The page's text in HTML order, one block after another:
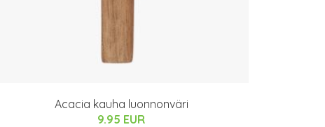
Acacia kauha luonnonväri
9.95 EUR